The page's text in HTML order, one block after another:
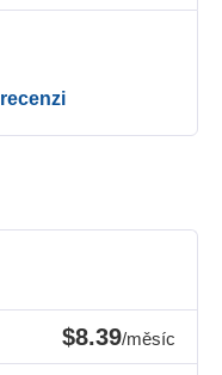
$8.39/měsíc